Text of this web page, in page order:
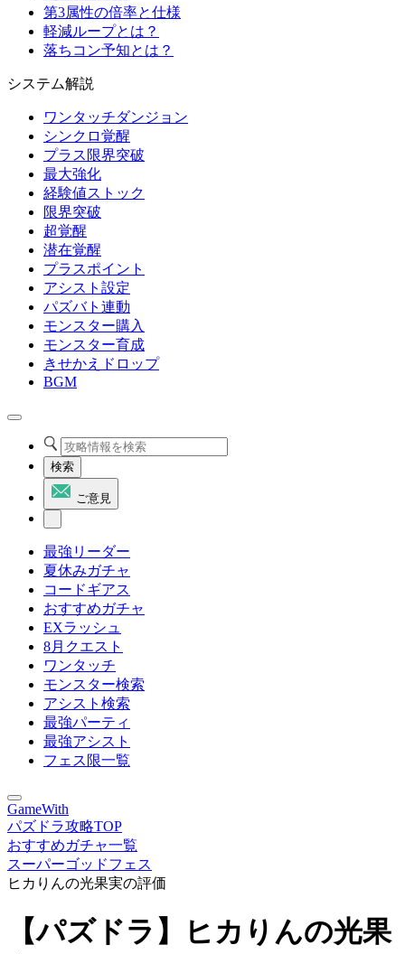
第3属性の倍率と仕様
軽減ループとは？
落ちコン予知とは？
システム解説
ワンタッチダンジョン
シンクロ覚醒
プラス限界突破
最大強化
経験値ストック
限界突破
超覚醒
潜在覚醒
プラスポイント
アシスト設定
パズバト連動
モンスター購入
モンスター育成
きせかえドロップ
BGM
検索
ご意見
最強リーダー
夏休みガチャ
コードギアス
おすすめガチャ
EXラッシュ
8月クエスト
ワンタッチ
モンスター検索
アシスト検索
最強パーティ
最強アシスト
フェス限一覧
GameWith
パズドラ攻略TOP
おすすめガチャ一覧
スーパーゴッドフェス
ヒカりんの光果実の評価
【パズドラ】ヒカりんの光果